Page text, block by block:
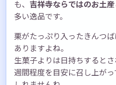
も、 吉祥寺ならではのお土産
多い逸品です。
栗がたっぷり入ったきんつ
ありますよね。
生菓子よりは日持ちすると
週間程度を目安に召し上が